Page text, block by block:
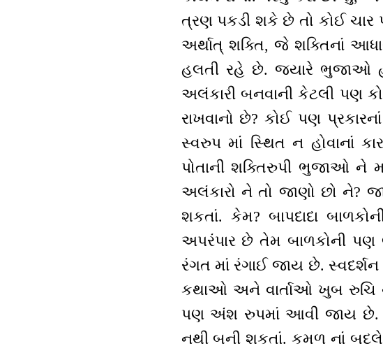
ત્રણ પકડી શકે છે તો કોઈ ચાર
અર્થાત્ શક્તિ, જે શક્તિનાં
હલતી રહે છે. જ્યારે ભુજાઓ
અલંકારી બનવાની કેટલી પણ
રાખવાનો છે? કોઈ પણ
સ્વરુપ માં સ્થિત ન હોવાનાં
પોતાની શક્તિરુપી ભુજાઓ ને
અલંકારો ને તો જાણો છો ને?
શકતાં. કેમ? બાપદાદા
અપરંપાર છે તેમ બાળકોની પણ
રંગત માં રંગાઈ જાય છે.
કથાઓ અને વાર્તાઓ ખુબ રુચિ
પણ અંશ રુપમાં આવી જાય છે.
નથી બની શકતાં. કમળ નાં